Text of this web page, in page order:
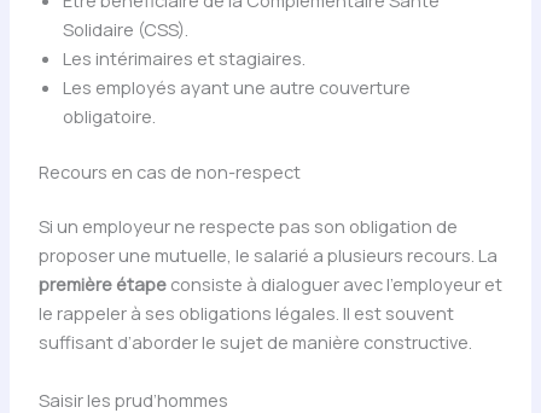
Solidaire (CSS).
Les intérimaires et stagiaires.
Les employés ayant une autre couverture
obligatoire.
Recours en cas de non-respect
Si un employeur ne respecte pas son obligation de
proposer une mutuelle, le salarié a plusieurs recours. La
première étapeconsiste à dialoguer avec l’employeur et
le rappeler à ses obligations légales. Il est souvent
suffisant d’aborder le sujet de manière constructive.
Saisir les prud’hommes